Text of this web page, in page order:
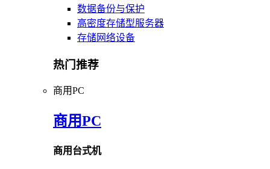
数据备份与保护
高密度存储型服务器
存储网络设备
热门推荐
商用PC
商用PC
商用台式机